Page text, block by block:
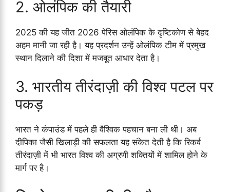
2. ओलंपिक की तैयारी
2025 की यह जीत 2026 पेरिस ओलंपिक के दृष्टिकोण से बेहद
अहम मानी जा रही है। यह प्रदर्शन उन्हें ओलंपिक टीम में प्रमुख
स्थान दिलाने की दिशा में मजबूत आधार देता है।
3. भारतीय तीरंदाज़ी की विश्व पटल पर
पकड़
भारत ने कंपाउंड में पहले ही वैश्विक पहचान बना ली थी। अब
दीपिका जैसी खिलाड़ी की सफलता यह संकेत देती है कि रिकर्व
तीरंदाज़ी में भी भारत विश्व की अग्रणी शक्तियों में शामिल होने के
मार्ग पर है।